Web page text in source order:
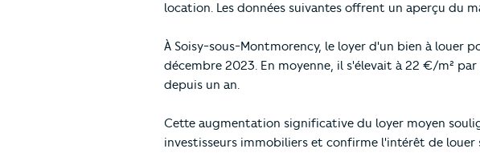
location. Les données suivantes offrent un aperçu du
À Soisy-sous-Montmorency, le loyer d'un bien à louer
décembre 2023. En moyenne, il s'élevait à 22 €/m²
depuis un an.
Cette augmentation significative du loyer moyen
investisseurs immobiliers et confirme l'intérêt de louer